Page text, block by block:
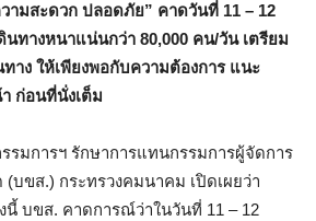
ามสะดวก ปลอดภัย” คาดวันที่ 11 – 12
ทางหนาแน่นกว่า 80,000 คน/วัน เตรียม
าง ให้เพียงพอกับความต้องการ แนะ
ก่อนที่นั่งเต็ม
รรมการฯ รักษาการแทนกรรมการผู้จัดการ
บขส.) กระทรวงคมนาคม เปิดเผยว่า
นี้ บขส. คาดการณ์ว่าในวันที่ 11 – 12